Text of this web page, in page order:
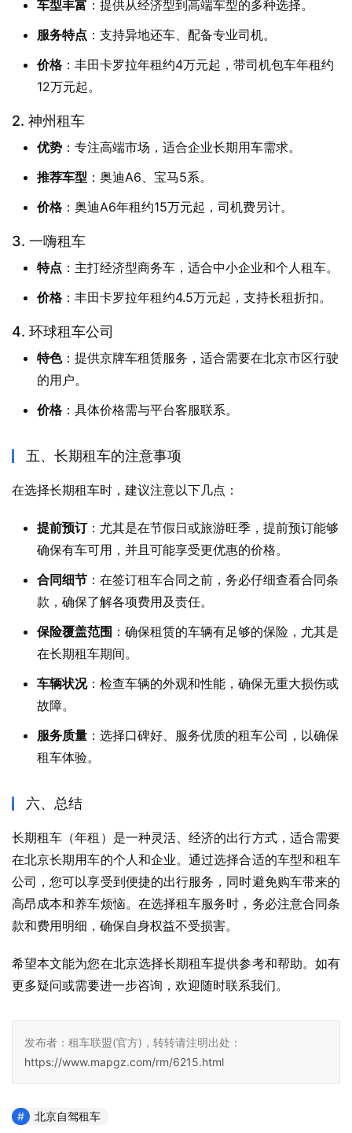
车型丰富 ：提供从经济型到高端车型的多种选择。
服务特点 ：支持异地还车、配备专业司机。
价格：丰田卡罗拉年租约4万元起，带司机包车年租约
12万元起。
2. 神州租车
优势 ：专注高端市场，适合企业长期用车需求。
推荐车型 ：奥迪A6、宝马5系。
价格：奥迪A6年租约15万元起，司机费另计。
3. 一嗨租车
特点 ：主打经济型商务车，适合中小企业和个人租车。
价格：丰田卡罗拉年租约4.5万元起，支持长租折扣。
4. 环球租车公司
特色：提供京牌车租赁服务，适合需要在北京市区行驶
的用户。
价格：具体价格需与平台客服联系。
五、长期租车的注意事项
在选择长期租车时，建议注意以下几点：
提前预订：尤其是在节假日或旅游旺季，提前预订能够
确保有车可用，并且可能享受更优惠的价格。
合同细节 ：在签订租车合同之前，务必仔细查看合同条
款，确保了解各项费用及责任。
保险覆盖范围 ：确保租赁的车辆有足够的保险，尤其是
在长期租车期间。
车辆状况：检查车辆的外观和性能，确保无重大损伤或
故障。
服务质量 ：选择口碑好、服务优质的租车公司，以确保
租车体验。
六、总结
长期租车（年租）是一种灵活、经济的出行方式，适合需要
在北京长期用车的个人和企业。通过选择合适的车型和租车
公司，您可以享受到便捷的出行服务，同时避免购车带来的
高昂成本和养车烦恼。在选择租车服务时，务必注意合同条
款和费用明细，确保自身权益不受损害。
希望本文能为您在北京选择长期租车提供参考和帮助。如有
更多疑问或需要进一步咨询，欢迎随时联系我们。
发布者：租车联盟(官方)，转转请注明出处：
https://www.mapgz.com/rm/6215.html
北京自驾租车